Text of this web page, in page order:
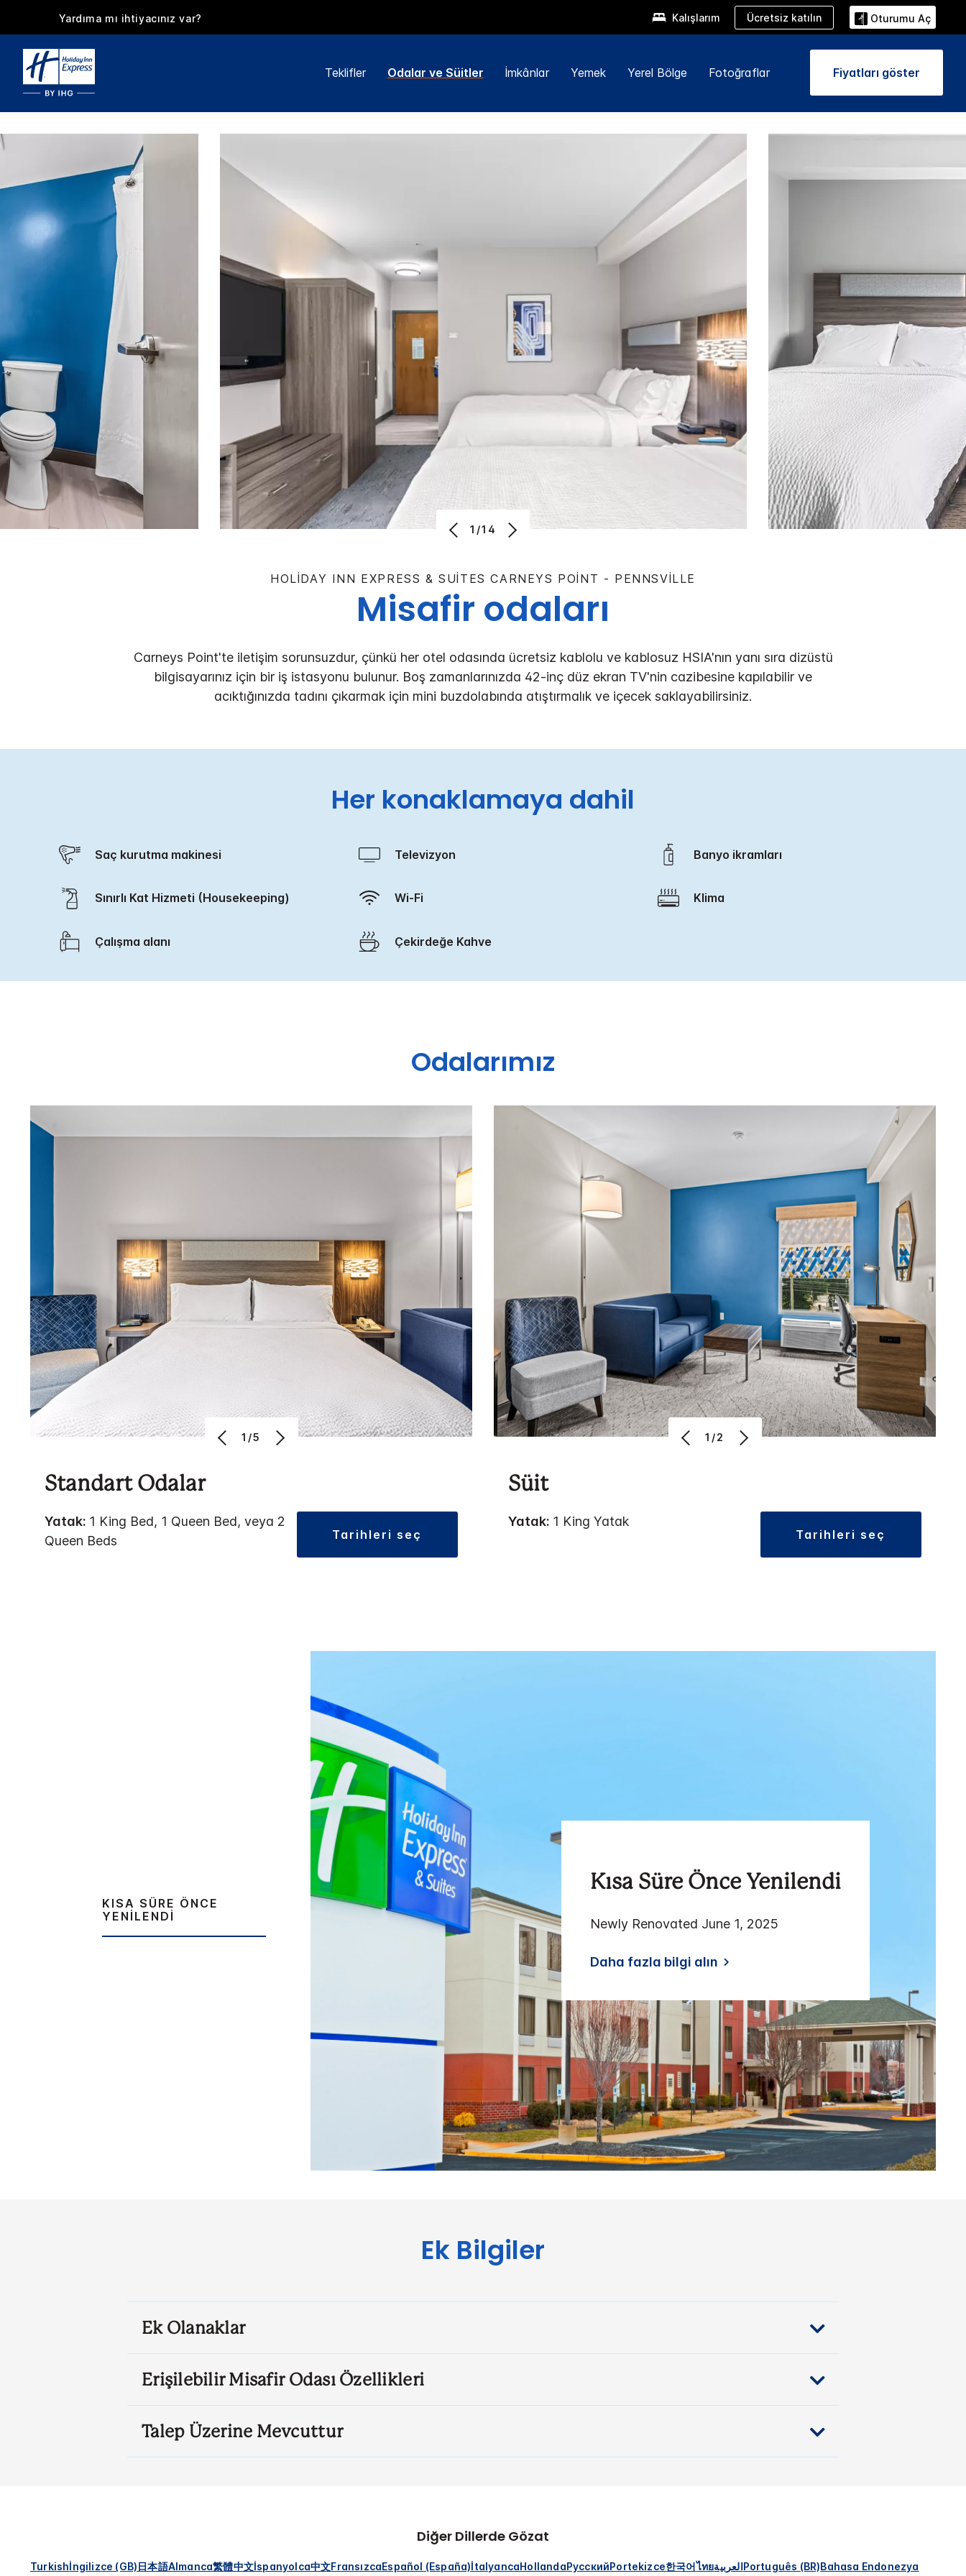
Yardıma mı ihtiyacınız var? Kalışlarım Ücretsiz katılın Oturumu Aç
Teklifler Odalar ve Süitler İmkânlar Yemek Yerel Bölge Fotoğraflar Fiyatları göster
1/14
HOLIDAY INN EXPRESS & SUITES CARNEYS POINT - PENNSVILLE
Misafir odaları
Carneys Point'te iletişim sorunsuzdur, çünkü her otel odasında ücretsiz kablolu ve kablosuz HSIA'nın yanı sıra dizüstü
bilgisayarınız için bir iş istasyonu bulunur. Boş zamanlarınızda 42-inç düz ekran TV'nin cazibesine kapılabilir ve
acıktığınızda tadını çıkarmak için mini buzdolabında atıştırmalık ve içecek saklayabilirsiniz.
Her konaklamaya dahil
Saç kurutma makinesi Televizyon Banyo ikramları
Sınırlı Kat Hizmeti (Housekeeping) Wi-Fi Klima
Çalışma alanı Çekirdeğe Kahve
Odalarımız
1/5
Standart Odalar
Yatak: 1 King Bed, 1 Queen Bed, veya 2
Queen Beds
tarihleri seç
1/2
Süit
Yatak: 1 King Yatak
tarihleri seç
KISA SÜRE ÖNCE
YENILENDI
Kısa Süre Önce Yenilendi
Newly Renovated June 1, 2025
Daha fazla bilgi alın
Ek Bilgiler
Ek Olanaklar
Erişilebilir Misafir Odası Özellikleri
Talep Üzerine Mevcuttur
Diğer Dillerde Gözat
Turkishİngilizce (GB)日本語Almanca繁體中文İspanyolca中文FransızcaEspañol (España)İtalyancaHollandaРусскийPortekizce한국어ไทยالعربيةPortuguês (BR)Bahasa Endonezya